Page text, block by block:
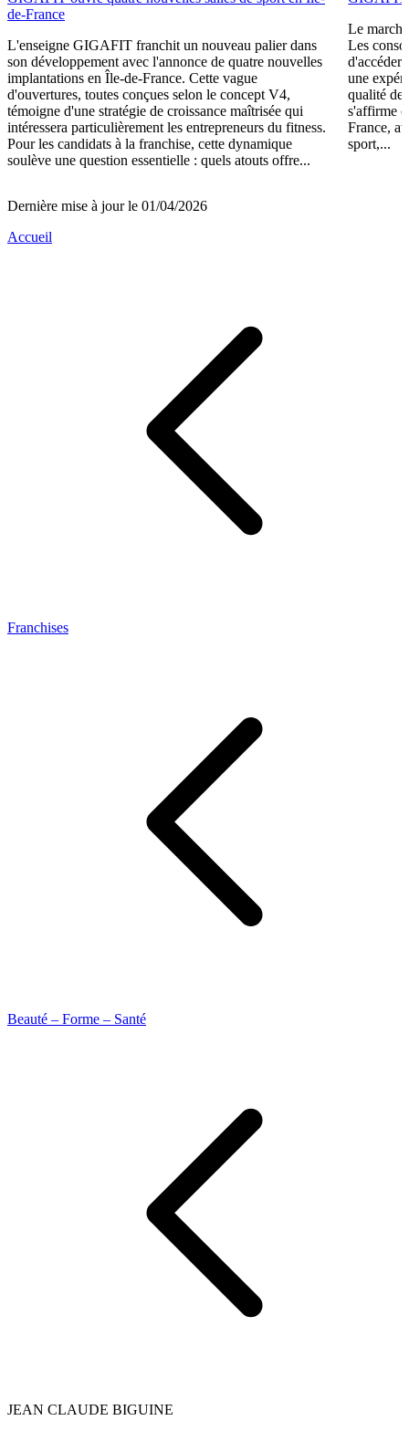
de-France
L'enseigne GIGAFIT franchit un nouveau palier dans
son développement avec l'annonce de quatre nouvelles
implantations en Île-de-France. Cette vague
d'ouvertures, toutes conçues selon le concept V4,
témoigne d'une stratégie de croissance maîtrisée qui
intéressera particulièrement les entrepreneurs du fitness.
Pour les candidats à la franchise, cette dynamique
soulève une question essentielle : quels atouts offre...
Le
Les
d'accéder
une
qualité
s'affirme
France,
sport,...
Dernière mise à jour le 01/04/2026
Accueil
Franchises
Beauté – Forme – Santé
JEAN CLAUDE BIGUINE